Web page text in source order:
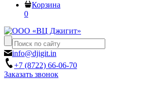
Корзина
0
info@djigit.in
+7 (8722) 66-06-70
Заказать звонок